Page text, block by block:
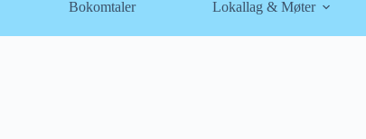
Bokomtaler Lokallag & Møter